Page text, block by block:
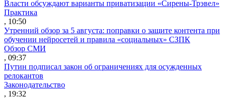
Власти обсуждают варианты приватизации «Сирены-Трэвел»
Практика
, 10:50
Утренний обзор за 5 августа: поправки о защите контента при
обучении нейросетей и правила «социальных» СЗПК
Обзор СМИ
, 09:37
Путин подписал закон об ограничениях для осужденных
релокантов
Законодательство
, 19:32